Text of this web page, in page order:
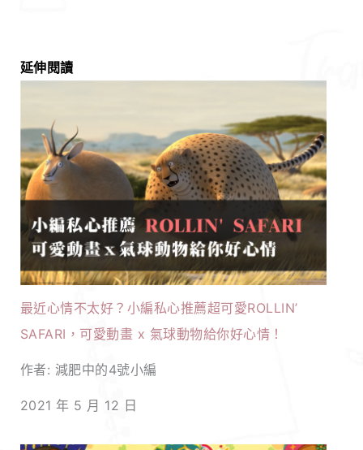
延伸閱讀
最近心情不太好？小編私心推薦超可愛ROLLIN’
SAFARI，可愛動畫 x 氣球動物給你好心情！
作者: 減肥中的4號小編
2021 年 5 月 12 日